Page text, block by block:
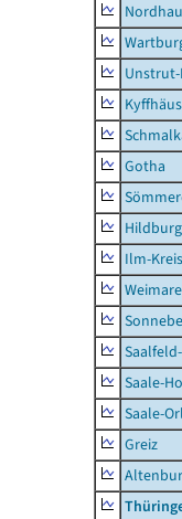
Gotha
Ilm-Kreis
Saale-
Saale-
Greiz